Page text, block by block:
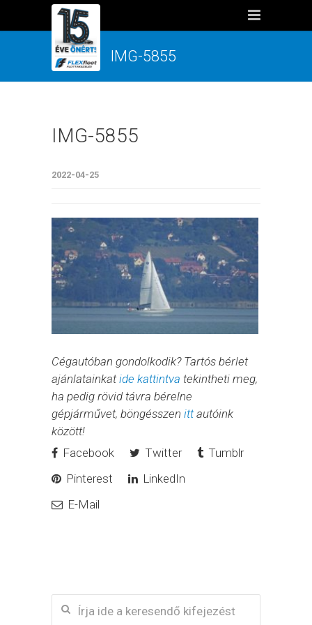
IMG-5855
IMG-5855
2022-04-25
Cégautóban gondolkodik? Tartós bérlet
ajánlatainkatide kattintva tekintheti meg,
ha pedig rövid távra bérelne
gépjárművet, böngésszen ittautóink
között!
Facebook
Twitter
Tumblr
Pinterest
LinkedIn
E-Mail